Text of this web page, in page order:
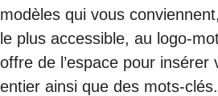
modèles qui vous
le plus accessible, au logo-
offre de l’espace pour insérer
entier ainsi que des mots-